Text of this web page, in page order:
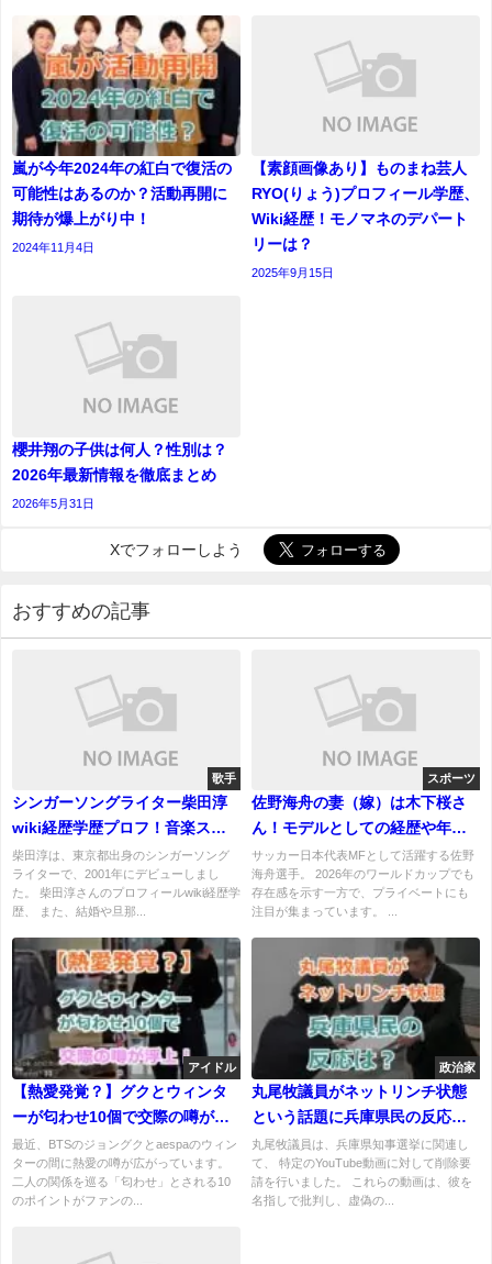
嵐が今年2024年の紅白で復活の
可能性はあるのか？活動再開に
期待が爆上がり中！
2024年11月4日
【素顔画像あり】ものまね芸人
RYO(りょう)プロフィール学歴、
Wiki経歴！モノマネのデパート
リーは？
2025年9月15日
櫻井翔の子供は何人？性別は？
2026年最新情報を徹底まとめ
2026年5月31日
Xでフォローしよう
おすすめの記事
歌手
シンガーソングライター柴田淳
wiki経歴学歴プロフ！音楽スタ
イルは？結婚、旦那や子供は？
柴田淳は、東京都出身のシンガーソング
ライターで、2001年にデビューしまし
た。 柴田淳さんのプロフィールwiki経歴学
歴、 また、結婚や旦那...
スポーツ
佐野海舟の妻（嫁）は木下桜さ
ん！モデルとしての経歴や年
齢、馴れ初めまで徹底解説
サッカー日本代表MFとして活躍する佐野
海舟選手。 2026年のワールドカップでも
存在感を示す一方で、プライベートにも
注目が集まっています。 ...
アイドル
【熱愛発覚？】グクとウィンタ
ーが匂わせ10個で交際の噂が浮
上！真実のほどは？
最近、BTSのジョングクとaespaのウィン
ターの間に熱愛の噂が広がっています。
二人の関係を巡る「匂わせ」とされる10
のポイントがファンの...
政治家
丸尾牧議員がネットリンチ状態
という話題に兵庫県民の反応
は？
丸尾牧議員は、兵庫県知事選挙に関連し
て、 特定のYouTube動画に対して削除要
請を行いました。 これらの動画は、彼を
名指しで批判し、虚偽の...